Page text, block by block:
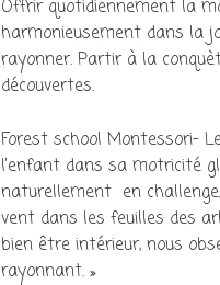
Offrir quotidiennement la
harmonieusement dans la
rayonner. Partir à la
découvertes.
Forest school Montessori-
l’enfant dans sa motricité
naturellement en
vent dans les feuilles des
bien être intérieur, nous
rayonnant. »